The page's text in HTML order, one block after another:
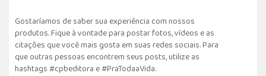
Gostaríamos de saber sua experiência com nossos
produtos. Fique à vontade para postar fotos, vídeos e as
citações que você mais gosta em suas redes sociais. Para
que outras pessoas encontrem seus posts, utilize as
hashtags #cpbeditora e #PraTodaaVida.